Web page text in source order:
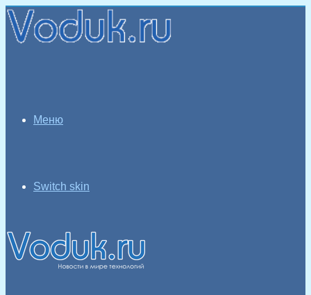
Меню
Switch skin